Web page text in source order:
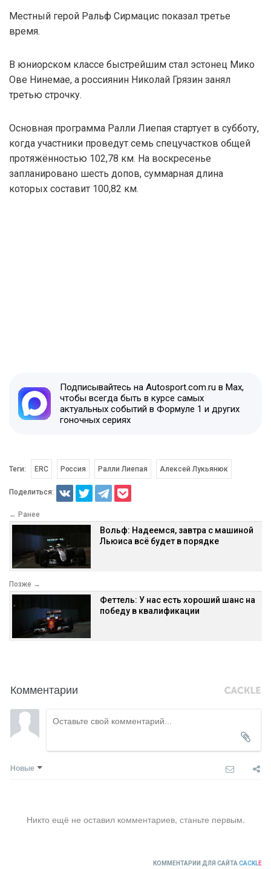
Местный герой Ральф Сирмацис показал третье
время.
В юниорском классе быстрейшим стал эстонец Мико
Ове Нинемае, а россиянин Николай Грязин занял
третью строчку.
Основная программа Ралли Лиепая стартует в субботу,
когда участники проведут семь спецучастков общей
протяжённостью 102,78 км. На воскресенье
запланировано шесть допов, суммарная длина
которых составит 100,82 км.
Подписывайтесь на Autosport.com.ru в Max,
чтобы всегда быть в курсе самых
актуальных событий в Формуле 1 и других
гоночных сериях
Теги: ERC Россия Ралли Лиепая Алексей Лукьянюк
Поделиться:
← Ранее
Вольф: Надеемся, завтра с машиной
Льюиса всё будет в порядке
Позже →
Феттель: У нас есть хороший шанс на
победу в квалификации
Комментарии
Новые
Никто ещё не оставил комментариев, станьте первым.
КОММЕНТАРИИ ДЛЯ САЙТА CACKLE